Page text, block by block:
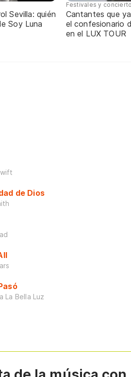
Sevilla: quién
Soy Luna
Festivales y
Cantantes que
el confesionario
en el LUX TOUR
de Dios
La Bella Luz